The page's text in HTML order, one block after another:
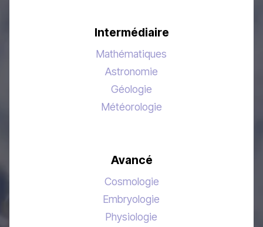
Intermédiaire
Mathématiques
Astronomie
Géologie
Météorologie
Avancé
Cosmologie
Embryologie
Physiologie